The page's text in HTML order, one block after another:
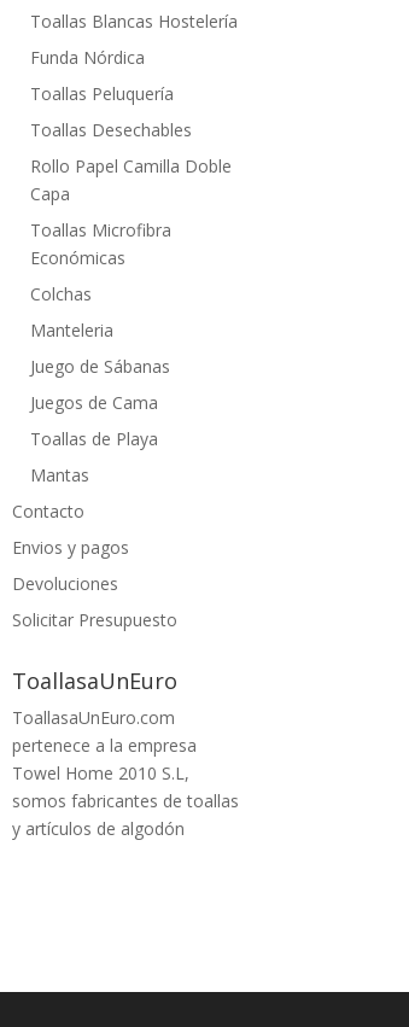
Toallas Blancas Hostelería
Funda Nórdica
Toallas Peluquería
Toallas Desechables
Rollo Papel Camilla Doble
Capa
Toallas Microfibra
Económicas
Colchas
Manteleria
Juego de Sábanas
Juegos de Cama
Toallas de Playa
Mantas
Contacto
Envios y pagos
Devoluciones
Solicitar Presupuesto
ToallasaUnEuro
ToallasaUnEuro.com
pertenece a la empresa
Towel Home 2010 S.L,
somos fabricantes de toallas
y artículos de algodón